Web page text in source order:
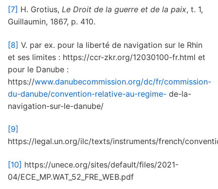
[7] H. Grotius, Le Droit de la guerre et de la paix, t. 1,
Guillaumin, 1867, p. 410.
[8] V. par ex. pour la liberté de navigation sur le Rhin
et ses limites : https://ccr-zkr.org/12030100-fr.html et
pour le Danube :
https://www.danubecommission.org/dc/fr/commission-
du-danube/convention-relative-au-regime- de-la-
navigation-sur-le-danube/
[9]
https://legal.un.org/ilc/texts/instruments/french/
[10] https://unece.org/sites/default/ﬁles/2021-
04/ECE_MP.WAT_52_FRE_WEB.pdf